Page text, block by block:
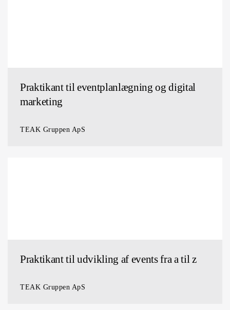
Praktikant til eventplanlægning og digital
marketing
TEAK Gruppen ApS
Praktikant til udvikling af events fra a til z
TEAK Gruppen ApS